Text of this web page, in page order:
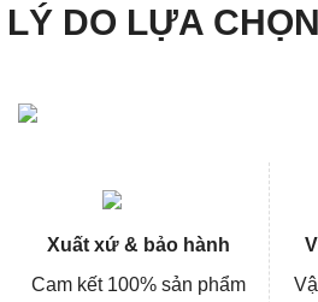
LÝ DO LỰA
Xuất xứ & bảo hành
Cam kết 100% sản phẩm